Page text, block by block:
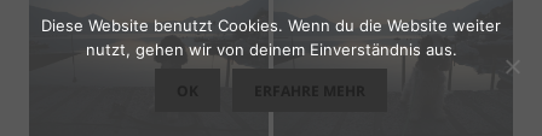
Diese Website benutzt Cookies. Wenn du die Website weiter
nutzt, gehen wir von deinem Einverständnis aus.